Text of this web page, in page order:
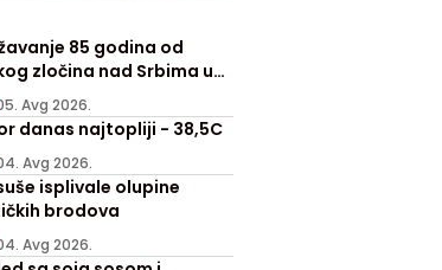
85 godina od
zločina nad Srbima u
Avg 2026.
danas najtopliji - 38,5C
Avg 2026.
isplivale olupine
brodova
Avg 2026.